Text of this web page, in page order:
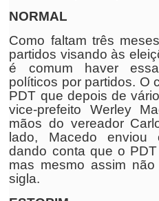
NORMAL
Como faltam três
partidos visando às
é comum haver
políticos por partidos. O
PDT que depois de
vice-prefeito Werley
mãos do vereador
lado, Macedo enviou
dando conta que o
mas mesmo assim
sigla.